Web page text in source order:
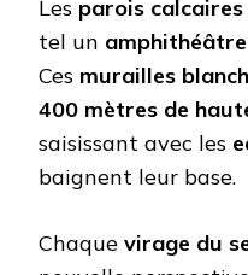
Les parois calcaires
tel un
Ces murailles
400 mètres de
saisissant avec les
baignent leur base.
Chaque virage du